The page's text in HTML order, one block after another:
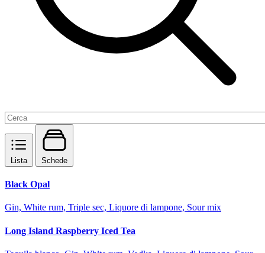
Lista Schede
Black Opal
Gin, White rum, Triple sec, Liquore di lampone, Sour mix
Long Island Raspberry Iced Tea